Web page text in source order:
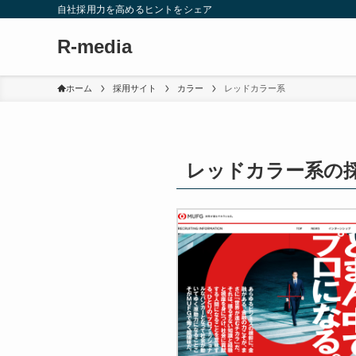
自社採用力を高めるヒントをシェア
R-media
ホーム 採用サイト カラー レッドカラー系
レッドカラー系の